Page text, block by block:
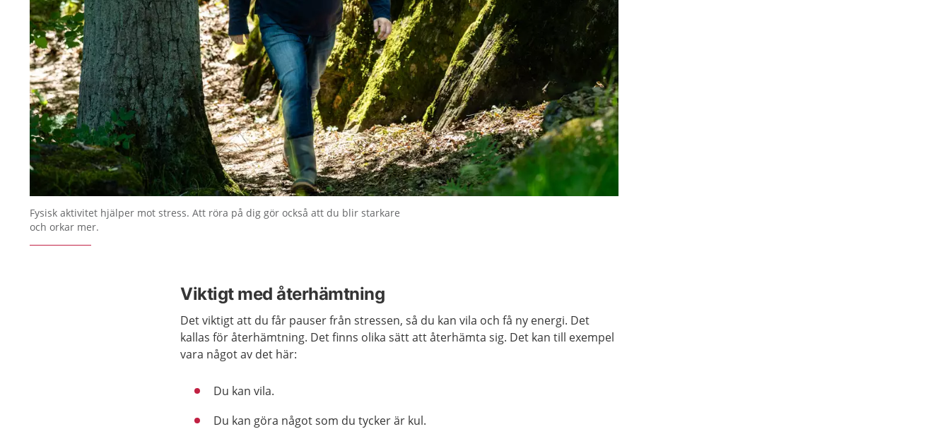
Fysisk aktivitet hjälper mot stress. Att röra på dig gör också att du blir starkare
och orkar mer.
Viktigt med återhämtning
Det viktigt att du får pauser från stressen, så du kan vila och få ny energi. Det
kallas för återhämtning. Det finns olika sätt att återhämta sig. Det kan till exempel
vara något av det här:
Du kan vila.
Du kan göra något som du tycker är kul.